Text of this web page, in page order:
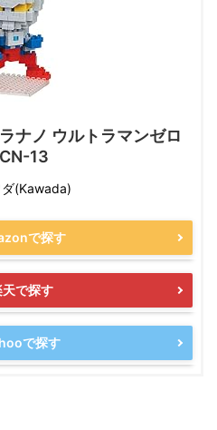
ナノ ウルトラマンゼロ
CN-13
ダ(Kawada)
で探す
天で探す
で探す